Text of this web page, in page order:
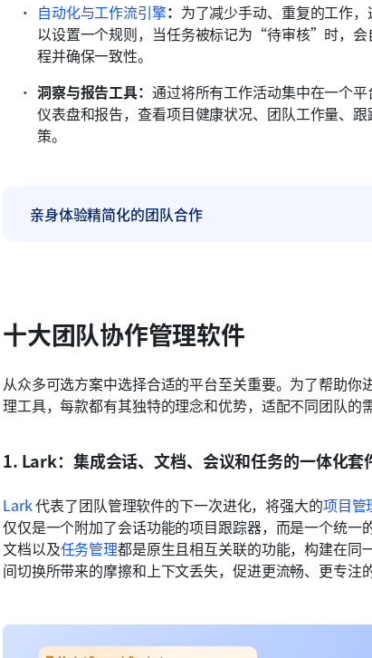
自动化与工作流引擎： 为了减少手动、重复的工作
以设置一个规则，当任务被标记为“待审核”时，
程并确保一致性。
洞察与报告工具： 通过将所有工作活动集中在一个
仪表盘和报告，查看项目健康状况、团队工作量、
策。
亲身体验精简化的团队合作
十大团队协作管理软件
从众多可选方案中选择合适的平台至关重要。为了帮助
理工具，每款都有其独特的理念和优势，适配不同团队的
1. Lark：集成会话、文档、会议和任务的一体化套
Lark 代表了团队管理软件的下一次进化，将强大的项目管
仅仅是一个附加了会话功能的项目跟踪器，而是一个统
文档以及任务管理都是原生且相互关联的功能，构建在同
间切换所带来的摩擦和上下文丢失，促进更流畅、更专注